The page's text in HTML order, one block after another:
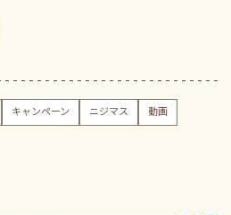
キャンペーン ニジマス 動画